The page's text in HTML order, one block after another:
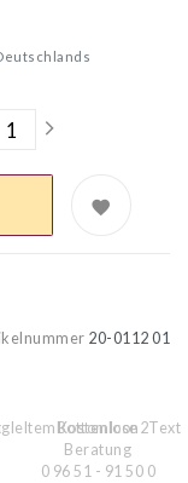
20-0112 01
Kostenlose
Beratung
0 96 51 - 91 50 0